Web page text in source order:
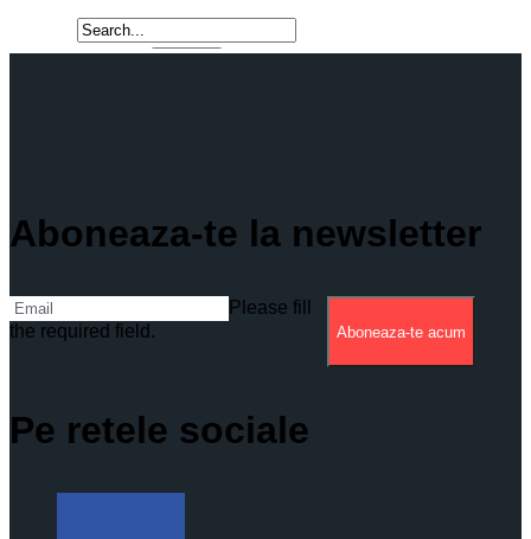
Aboneaza-te la newsletter
Please fill
the required field.
Aboneaza-te acum
Pe retele sociale